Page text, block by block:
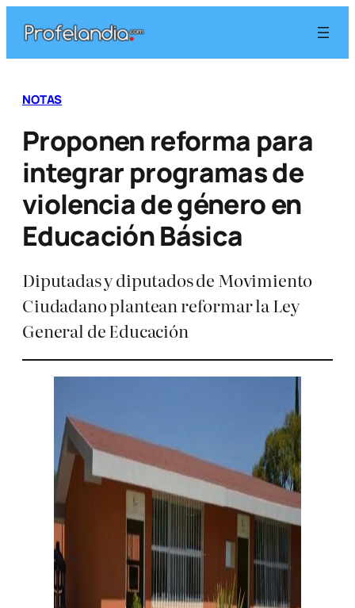
contenido
NOTAS
Proponen reforma para
integrar programas de
violencia de género en
Educación Básica
Diputadas y diputados de Movimiento
Ciudadano plantean reformar la Ley
General de Educación